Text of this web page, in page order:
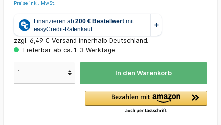
Preise inkl. MwSt.
zzgl. 6,49 € Versand innerhalb Deutschland.
Lieferbar ab ca. 1-3 Werktage
In den Warenkorb